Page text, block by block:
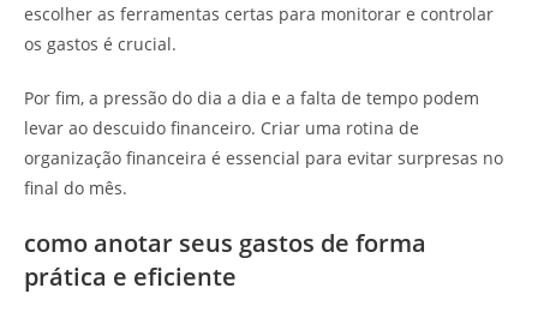
escolher as ferramentas certas para monitorar e controlar
os gastos é crucial.
Por fim, a pressão do dia a dia e a falta de tempo podem
levar ao descuido financeiro. Criar uma rotina de
organização financeira é essencial para evitar surpresas no
final do mês.
como anotar seus gastos de forma
prática e eficiente